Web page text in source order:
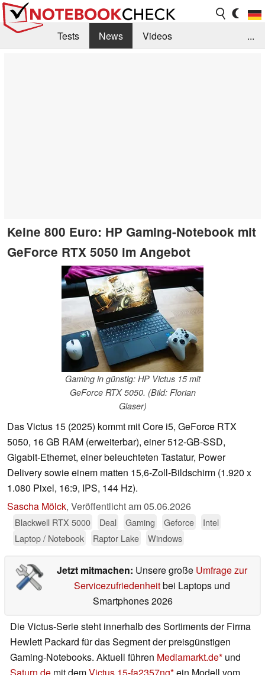
Tests News
Videos
...
Keine 800 Euro: HP Gaming-Notebook mit
GeForce RTX 5050 im Angebot
Gaming in günstig: HP Victus 15 mit
GeForce RTX 5050. (Bild: Florian
Glaser)
Das Victus 15 (2025) kommt mit Core i5, GeForce RTX
5050, 16 GB RAM (erweiterbar), einer 512-GB-SSD,
Gigabit-Ethernet, einer beleuchteten Tastatur, Power
Delivery sowie einem matten 15,6-Zoll-Bildschirm (1.920 x
1.080 Pixel, 16:9, IPS, 144 Hz).
Sascha Mölck, Veröffentlicht am05.06.2026
Blackwell RTX 5000 Deal Gaming Geforce
Intel
Laptop / Notebook
Raptor Lake Windows
Jetzt mitmachen: Unsere große Umfrage zur
Servicezufriedenheitbei Laptops und
Smartphones 2026
Die Victus-Serie steht innerhalb des Sortiments der Firma
Hewlett Packard für das Segment der preisgünstigen
Gaming-Notebooks. Aktuell führen Mediamarkt.de und